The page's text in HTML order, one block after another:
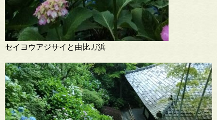
セイヨウアジサイと由比ガ浜